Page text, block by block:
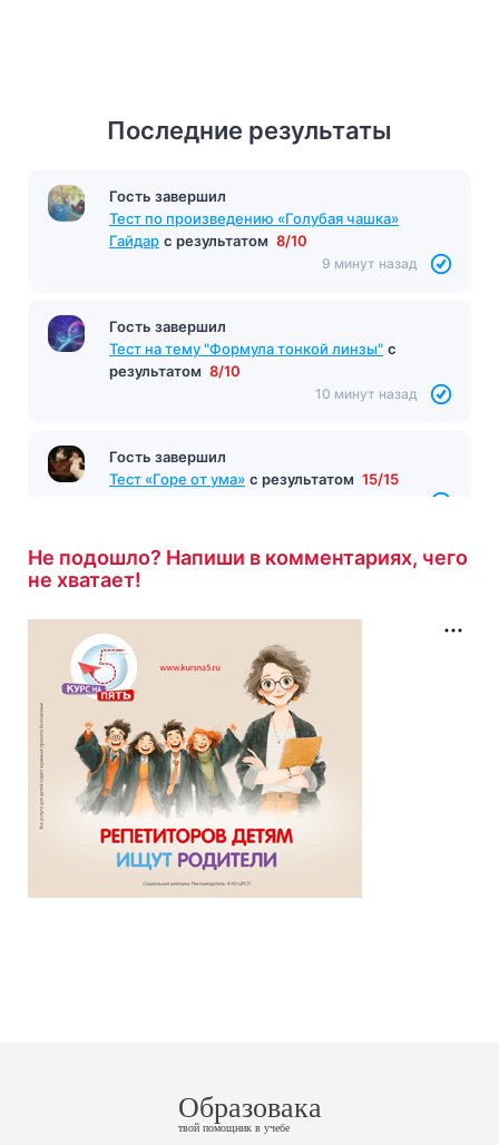
Последние результаты
Гость завершил
Тест по произведению «Голубая чашка»
Гайдар с результатом 8/10
9 минут назад
Гость завершил
Тест на тему "Формула тонкой линзы" с
результатом 8/10
10 минут назад
Гость завершил
Тест «Горе от ума» с результатом 15/15
Не подошло? Напиши в комментариях, чего
не хватает!
Образовака
твой помощник в учебе